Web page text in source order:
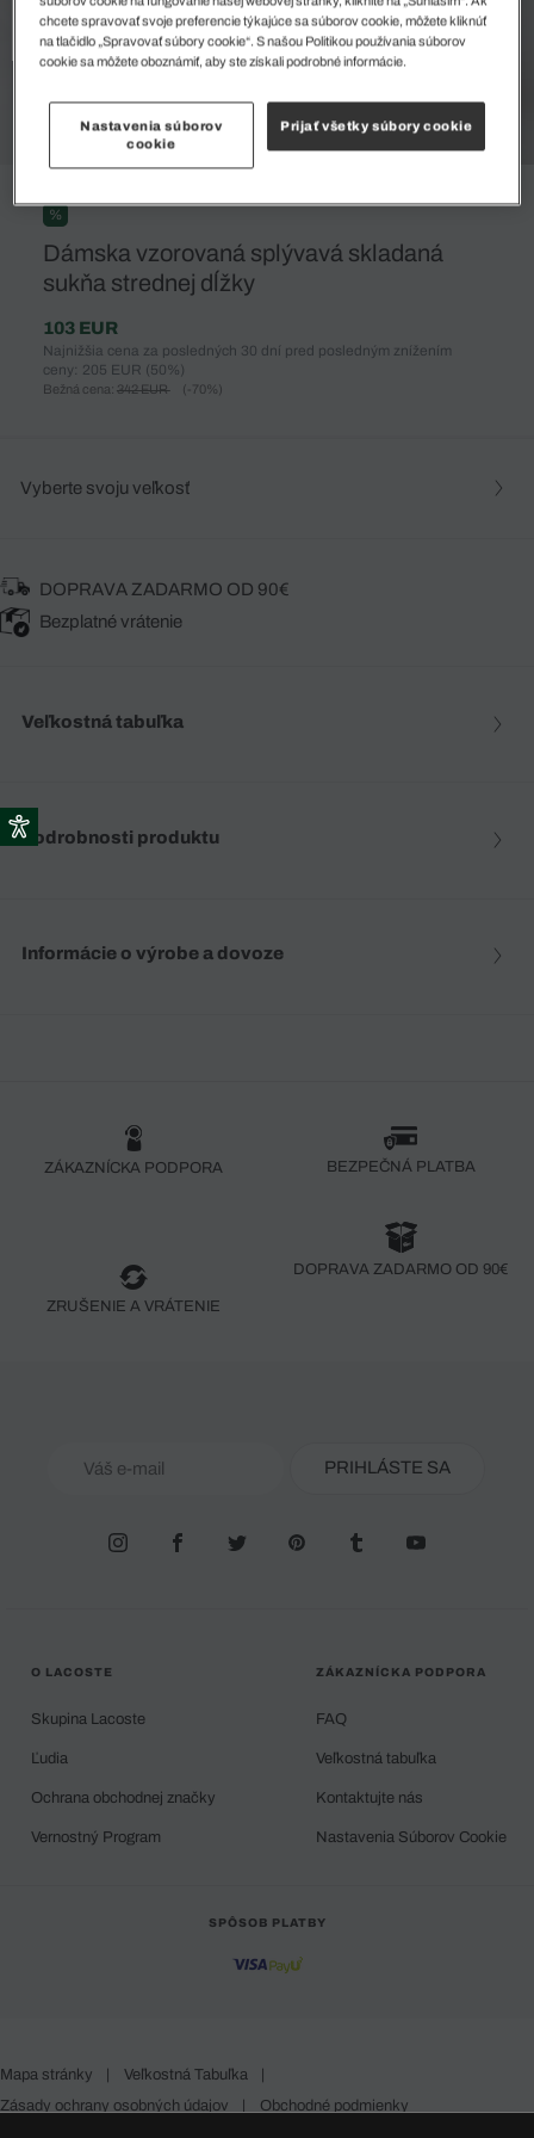
%
Dámska vzorovaná splývavá skladaná
sukňa strednej dĺžky
103 EUR
Najnižšia cena za posledných 30 dní pred posledným znížením
ceny: 205 EUR (50%)
Bežná cena: 342 EUR (-70%)
Vyberte svoju veľkosť
DOPRAVA ZADARMO OD 90€
Bezplatné vrátenie
Veľkostná tabuľka
Podrobnosti produktu
Informácie o výrobe a dovoze
ZÁKAZNÍCKA PODPORA BEZPEČNÁ PLATBA
ZRUŠENIE A VRÁTENIE
DOPRAVA ZADARMO OD 90€
PRIHLÁSTE SA
O LACOSTE
Skupina Lacoste
Ľudia
Ochrana obchodnej značky
Vernostný Program
ZÁKAZNÍCKA PODPORA
FAQ
Veľkostná tabuľka
Kontaktujte nás
Nastavenia Súborov Cookie
SPÔSOB PLATBY
Mapa stránky | Veľkostná Tabuľka
|
Zásady ochrany osobných údajov
| Obchodné podmienky
chcete spravovať svoje preferencie týkajúce sa súborov cookie, môžete kliknúť
na tlačidlo „Spravovať súbory cookie“. S našou Politikou používania súborov
cookie sa môžete oboznámiť, aby ste získali podrobné informácie.
Nastavenia súborov
cookie
Prijať všetky súbory cookie